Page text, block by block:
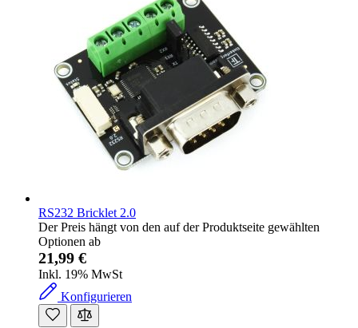
RS232 Bricklet 2.0
Der Preis hängt von den auf der Produktseite gewählten
Optionen ab
21,99 €
Inkl. 19% MwSt
Konfigurieren